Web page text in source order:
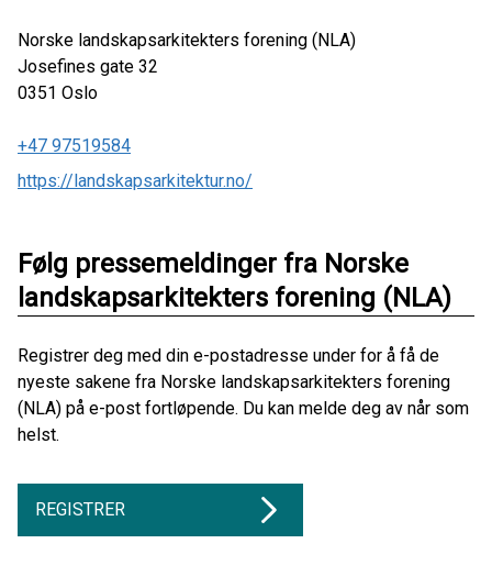
Norske landskapsarkitekters forening (NLA)
Josefines gate 32
0351 Oslo
+47 97519584
https://landskapsarkitektur.no/
Følg pressemeldinger fra Norske
landskapsarkitekters forening (NLA)
Registrer deg med din e-postadresse under for å få de
nyeste sakene fra Norske landskapsarkitekters forening
(NLA) på e-post fortløpende. Du kan melde deg av når som
helst.
REGISTRER